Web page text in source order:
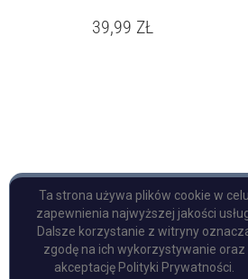
39,99 ZŁ
Ta strona używa plików cookie w celu
zapewnienia najwyższej jakości
Dalsze korzystanie z witryny
zgodę na ich wykorzystywanie oraz
akceptację Polityki Prywatności.